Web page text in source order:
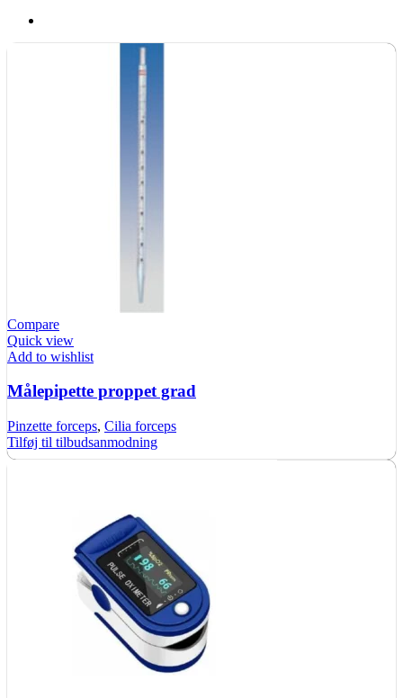
Compare
Quick view
Add to wishlist
Målepipette proppet grad
Pinzette forceps, Cilia forceps
Tilføj til tilbudsanmodning